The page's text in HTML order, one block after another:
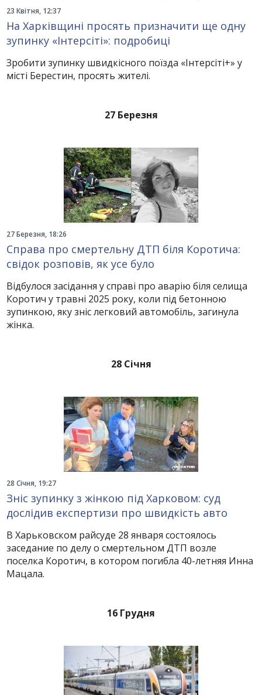
23 Квітня, 12:37
На Харківщині просять призначити ще одну
зупинку «Інтерсіті»: подробиці
Зробити зупинку швидкісного поїзда «Інтерсіті+» у
місті Берестин, просять жителі.
27 Березня
27 Березня, 18:26
Справа про смертельну ДТП біля Коротича:
свідок розповів, як усе було
Відбулося засідання у справі про аварію біля селища
Коротич у травні 2025 року, коли під бетонною
зупинкою, яку зніс легковий автомобіль, загинула
жінка.
28 Січня
28 Січня, 19:27
Зніс зупинку з жінкою під Харковом: суд
дослідив експертизи про швидкість авто
В Харьковском райсуде 28 января состоялось
заседание по делу о смертельном ДТП возле
поселка Коротич, в котором погибла 40-летняя Инна
Мацала.
16 Грудня